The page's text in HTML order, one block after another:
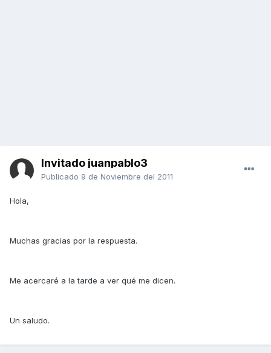
Invitado juanpablo3
Publicado 9 de Noviembre del 2011
Hola,
Muchas gracias por la respuesta.
Me acercaré a la tarde a ver qué me dicen.
Un saludo.